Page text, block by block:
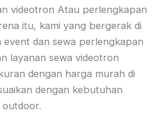
videotron Atau perlengkapan
itu, kami yang bergerak di
event dan sewa perlengkapan
layanan sewa videotron
dengan harga murah di
dengan kebutuhan